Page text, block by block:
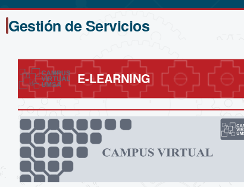
Gestión de Servicios
E-LEARNING